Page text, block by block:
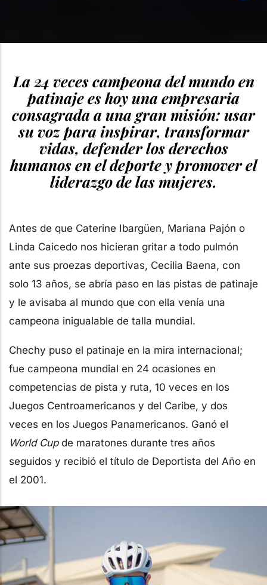
La 24 veces campeona del mundo en
patinaje es hoy una empresaria
consagrada a una gran misión: usar
su voz para inspirar, transformar
vidas, defender los derechos
humanos en el deporte y promover el
liderazgo de las mujeres.
Antes de que Caterine Ibargüen, Mariana Pajón o
Linda Caicedo nos hicieran gritar a todo pulmón
ante sus proezas deportivas, Cecilia Baena, con
solo 13 años, se abría paso en las pistas de patinaje
y le avisaba al mundo que con ella venía una
campeona inigualable de talla mundial.
Chechy puso el patinaje en la mira internacional;
fue campeona mundial en 24 ocasiones en
competencias de pista y ruta, 10 veces en los
Juegos Centroamericanos y del Caribe, y dos
veces en los Juegos Panamericanos. Ganó el
World Cupde maratones durante tres años
seguidos y recibió el título de Deportista del Año en
el 2001.